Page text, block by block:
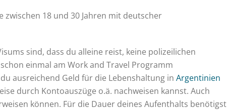
18 und 30 Jahren mit deutscher
sind, dass du alleine reist, keine polizeilichen
einmal am Work and Travel Programm
ausreichend Geld für die Lebenshaltung in Argentinien
durch Kontoauszüge o.ä. nachweisen kannst. Auch
können. Für die Dauer deines Aufenthalts benötigst